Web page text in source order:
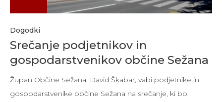
Dogodki
Srečanje podjetnikov in
gospodarstvenikov občine Sežana
Župan Občine Sežana, David Škabar, vabi podjetnike in
gospodarstvenike občine Sežana na srečanje, ki bo